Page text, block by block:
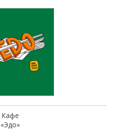
Кафе
«Эдо»